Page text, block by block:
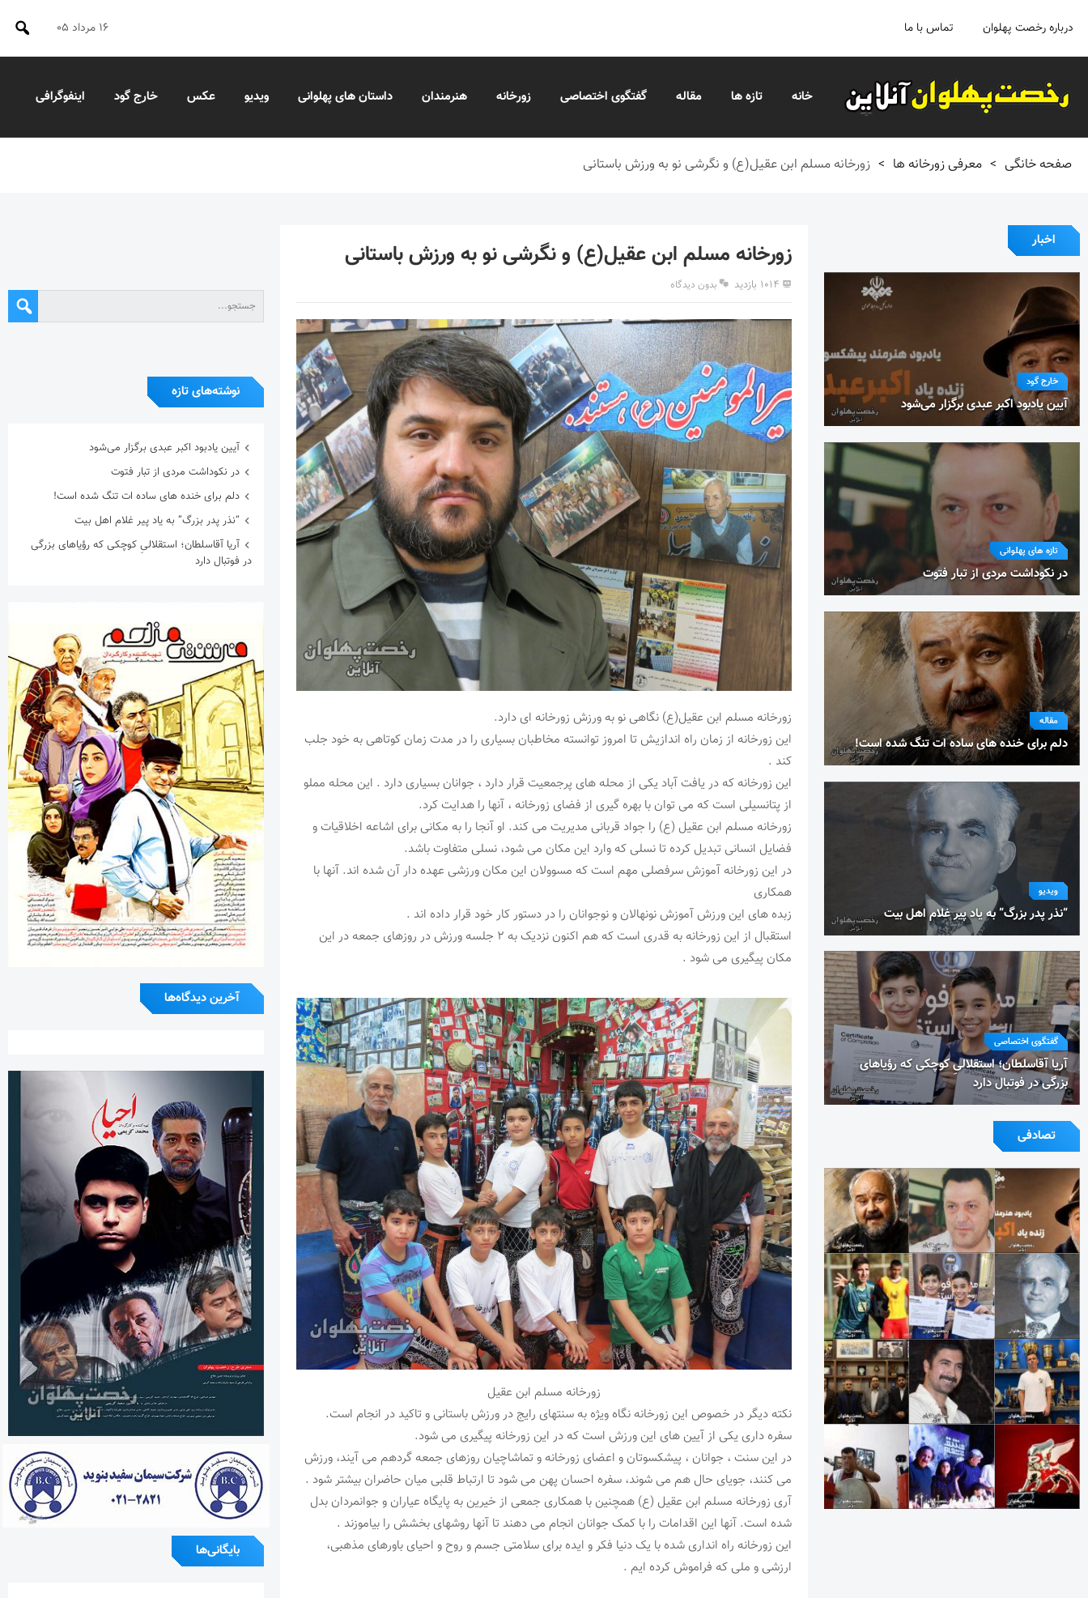
درباره رخصت پهلوان تماس با ما ۱۶ مرداد ۰۵
خانه تازه ها مقاله گفتگوی اختصاصی زورخانه هنرمندان داستان های پهلوانی ویدیو عکس خارج گود اینفوگرافی
صفحه خانگی > معرفی زورخانه ها > زورخانه مسلم ابن عقیل(ع) و نگرشی نو به ورزش باستانی
اخبار
خارج گود
آیین یادبود اکبر عبدی برگزار می‌شود
تازه های پهلوانی
در نکوداشت مردی از تبار فتوت
مقاله
دلم برای خنده های ساده ات تنگ شده است!
ویدیو
“نذر پدر بزرگ” به یاد پیر غلام اهل بیت
گفتگوی اختصاصی
آریا آقاسلطان؛ استقلالیِ کوچکی که رؤیاهای
بزرگی در فوتبال دارد
تصادفی
زورخانه مسلم ابن عقیل(ع) و نگرشی نو به ورزش باستانی
۱۰۱۴ بازدید بدون دیدگاه
زورخانه مسلم ابن عقیل(ع) نگاهی نو به ورزش زورخانه ای دارد.
این زورخانه از زمان راه اندازیش تا امروز توانسته مخاطبان بسیاری را در مدت زمان کوتاهی به خود جلب
کند .
این زورخانه که در یافت آباد یکی از محله های پرجمعیت قرار دارد ، جوانان بسیاری دارد . این محله مملو
از پتانسیلی است که می توان با بهره گیری از فضای زورخانه ، آنها را هدایت کرد.
زورخانه مسلم ابن عقیل (ع) را جواد قربانی مدیریت می کند. او آنجا را به مکانی برای اشاعه اخلاقیات و
فضایل انسانی تبدیل کرده تا نسلی که وارد این مکان می شود، نسلی متفاوت باشد.
در این زورخانه آموزش سرفصلی مهم است که مسوولان این مکان ورزشی عهده دار آن شده اند. آنها با
همکاری
زبده های این ورزش آموزش نونهالان و نوجوانان را در دستور کار خود قرار داده اند .
استقبال از این زورخانه به قدری است که هم اکنون نزدیک به ۲ جلسه ورزش در روزهای جمعه در این
مکان پیگیری می شود .
زورخانه مسلم ابن عقیل
نکته دیگر در خصوص این زورخانه نگاه ویژه به سنتهای رایج در ورزش باستانی و تاکید در انجام است.
سفره داری یکی از آیین های این ورزش است که در این زورخانه پیگیری می شود.
در این سنت ، جوانان ، پیشکسوتان و اعضای زورخانه و تماشاچیان روزهای جمعه گردهم می آیند، ورزش
می کنند، جویای حال هم می شوند، سفره احسان پهن می شود تا ارتباط قلبی میان حاضران بیشتر شود .
آری زورخانه مسلم ابن عقیل (ع) همچنین با همکاری جمعی از خیرین به پایگاه عیاران و جوانمردان بدل
شده است. آنها این اقدامات را با کمک جوانان انجام می دهند تا آنها روشهای بخشش را بیاموزند .
این زورخانه راه انداری شده با یک دنیا فکر و ایده برای سلامتی جسم و روح و احیای باورهای مذهبی،
ارزشی و ملی که فراموش کرده ایم .
نوشته‌های تازه
آیین یادبود اکبر عبدی برگزار می‌شود
در نکوداشت مردی از تبار فتوت
دلم برای خنده های ساده ات تنگ شده است!
“نذر پدر بزرگ” به یاد پیر غلام اهل بیت
آریا آقاسلطان؛ استقلالیِ کوچکی که رؤیاهای بزرگی
در فوتبال دارد
آخرین دیدگاه‌ها
بایگانی‌ها